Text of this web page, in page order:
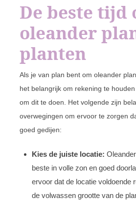
De beste tijd
oleander
planten
Als je van plan bent om oleander
het belangrijk om rekening te
om dit te doen. Het volgende zijn
overwegingen om ervoor te zorgen
goed gedijen:
Kies de juiste locatie:
beste in volle zon en goed
ervoor dat de locatie voldoende
de volwassen grootte van de